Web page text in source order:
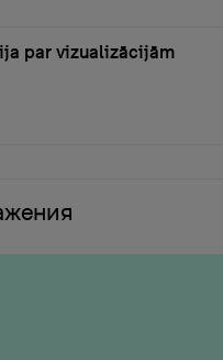
par vizualizācijām